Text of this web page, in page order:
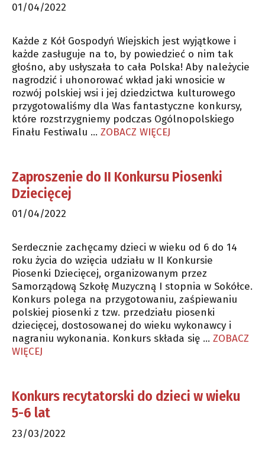
01/04/2022
Każde z Kół Gospodyń Wiejskich jest wyjątkowe i
każde zasługuje na to, by powiedzieć o nim tak
głośno, aby usłyszała to cała Polska! Aby należycie
nagrodzić i uhonorować wkład jaki wnosicie w
rozwój polskiej wsi i jej dziedzictwa kulturowego
przygotowaliśmy dla Was fantastyczne konkursy,
które rozstrzygniemy podczas Ogólnopolskiego
Finału Festiwalu … ZOBACZ WIĘCEJ
Zaproszenie do II Konkursu Piosenki
Dziecięcej
01/04/2022
Serdecznie zachęcamy dzieci w wieku od 6 do 14
roku życia do wzięcia udziału w II Konkursie
Piosenki Dziecięcej, organizowanym przez
Samorządową Szkołę Muzyczną I stopnia w Sokółce.
Konkurs polega na przygotowaniu, zaśpiewaniu
polskiej piosenki z tzw. przedziału piosenki
dziecięcej, dostosowanej do wieku wykonawcy i
nagraniu wykonania. Konkurs składa się … ZOBACZ
WIĘCEJ
Konkurs recytatorski do dzieci w wieku
5-6 lat
23/03/2022